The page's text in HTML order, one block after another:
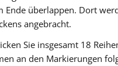
Ende überlappen. Dort
angebracht.
Sie insgesamt 18
an den Markierungen